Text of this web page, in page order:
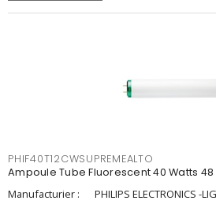
PHIF40T12CWSUPREMEALTO
Ampoule Tube Fluorescent 40 Watts 48
Manufacturier :
PHILIPS ELECTRONICS -